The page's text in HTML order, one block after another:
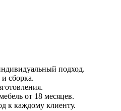
подход.
и сборка.
от 18 месяцев.
к каждому клиенту.